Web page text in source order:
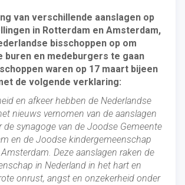
van verschillende aanslagen op
in Rotterdam en Amsterdam,
bisschoppen op om
buren en medeburgers te gaan
waren op 17 maart bijeen
de volgende verklaring:
en afkeer hebben de Nederlandse
nieuws vernomen van de aanslagen
de synagoge van de Joodse Gemeente
en de Joodse kindergemeenschap
Deze aanslagen raken de
in Nederland in het hart en
onrust, angst en onzekerheid onder